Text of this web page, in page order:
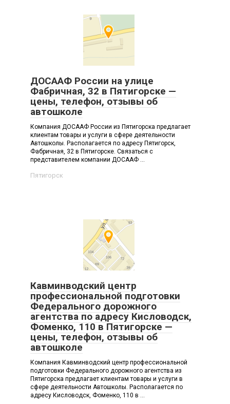
ДОСААФ России на улице
Фабричная, 32 в Пятигорске —
цены, телефон, отзывы об
автошколе
Компания ДОСААФ России из Пятигорска предлагает
клиентам товары и услуги в сфере деятельности
Автошколы. Располагается по адресу Пятигорск,
Фабричная, 32 в Пятигорске. Связаться с
представителем компании ДОСААФ ...
Пятигорск
Кавминводский центр
профессиональной подготовки
Федерального дорожного
агентства по адресу Кисловодск,
Фоменко, 110 в Пятигорске —
цены, телефон, отзывы об
автошколе
Компания Кавминводский центр профессиональной
подготовки Федерального дорожного агентства из
Пятигорска предлагает клиентам товары и услуги в
сфере деятельности Автошколы. Располагается по
адресу Кисловодск, Фоменко, 110 в ...